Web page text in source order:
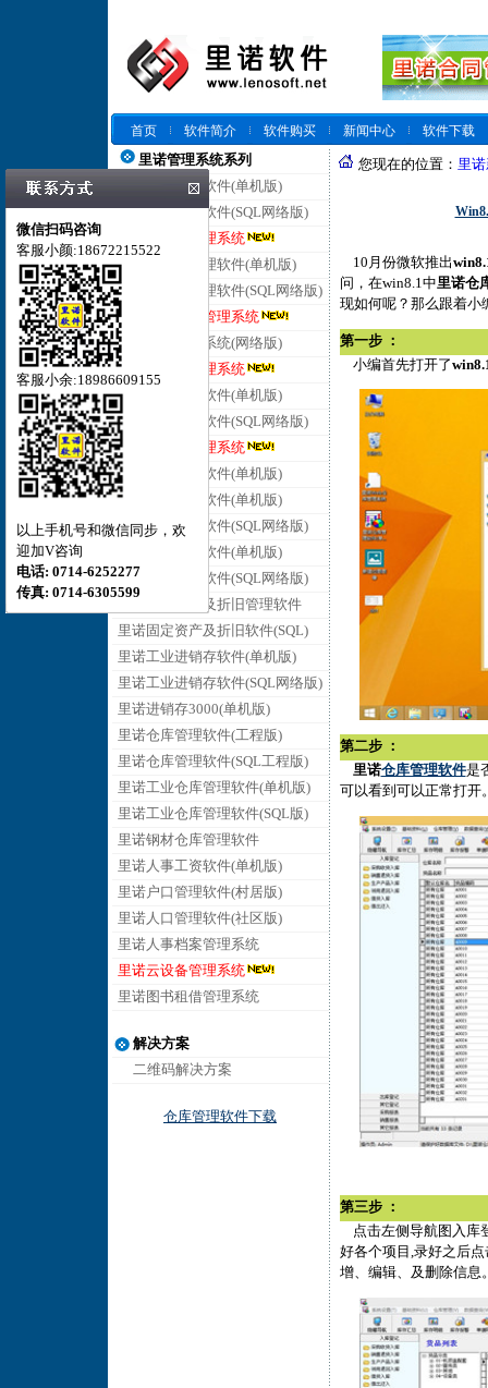
首页 软件简介 软件购买 新闻中心
软件下载
里诺管理系统系列
里诺仓库管理软件(单机版)
里诺仓库管理软件(SQL网络版)
里诺云仓库管理系统
里诺进销存管理软件(单机版)
里诺进销存管理软件(SQL网络版)
里诺云进销存管理系统
里诺客户管理系统(网络版)
里诺云客户管理系统
里诺合同管理软件(单机版)
里诺合同管理软件(SQL网络版)
里诺云合同管理系统
里诺会员管理软件(单机版)
里诺销售管理软件(单机版)
里诺销售管理软件(SQL网络版)
里诺采购管理软件(单机版)
里诺采购管理软件(SQL网络版)
里诺固定资产及折旧管理软件
里诺固定资产及折旧软件(SQL)
里诺工业进销存软件(单机版)
里诺工业进销存软件(SQL网络版)
里诺进销存3000(单机版)
里诺仓库管理软件(工程版)
里诺仓库管理软件(SQL工程版)
里诺工业仓库管理软件(单机版)
里诺工业仓库管理软件(SQL版)
里诺钢材仓库管理软件
里诺人事工资软件(单机版)
里诺户口管理软件(村居版)
里诺人口管理软件(社区版)
里诺人事档案管理系统
里诺云设备管理系统
里诺图书租借管理系统
解决方案
二维码解决方案
仓库管理软件下载
您现在的位置： 里
10月份微软推出
问，在win8.1中里诺仓
现如何呢？那么跟着小
第一步 ：
小编首先打开了
第二步 ：
里诺仓库管理软件是
可以看到可以正常打开
第三步 ：
点击左侧导航图入库
好各个项目,录好之后
增、编辑、及删除信息
微信扫码咨询
客服小颜:18672215522
客服小余:18986609155
以上手机号和微信同步，欢
迎加V咨询
电话: 0714-6252277
传真: 0714-6305599